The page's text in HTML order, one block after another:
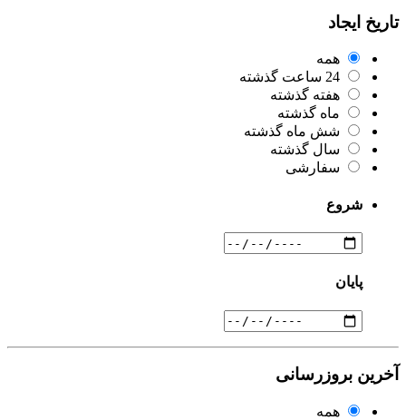
تاریخ ایجاد
همه
24 ساعت گذشته
هفته گذشته
ماه گذشته
شش ماه گذشته
سال گذشته
سفارشی
شروع
پایان
آخرین بروزرسانی
همه